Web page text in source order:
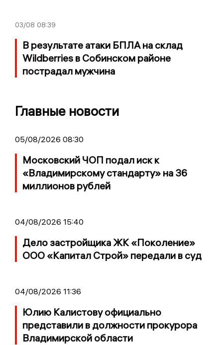
03/08 08:39
В результате атаки БПЛА на склад
Wildberries в Собинском районе
пострадал мужчина
Главные новости
05/08/2026 08:30
Московский ЧОП подал иск к
«Владимирскому стандарту» на 36
миллионов рублей
04/08/2026 15:40
Дело застройщика ЖК «Поколение»
ООО «Капитал Строй» передали в суд
04/08/2026 11:36
Юлию Калистову официально
представили в должности прокурора
Владимирской области